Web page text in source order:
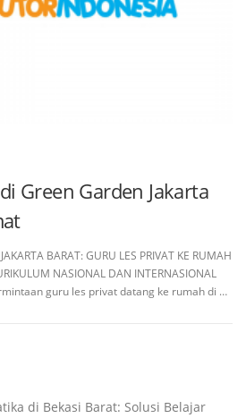
Green Garden Jakarta
BARAT: GURU LES PRIVAT KE RUMAH
NASIONAL DAN INTERNASIONAL
guru les privat datang ke rumah di …
di Bekasi Barat: Solusi Belajar